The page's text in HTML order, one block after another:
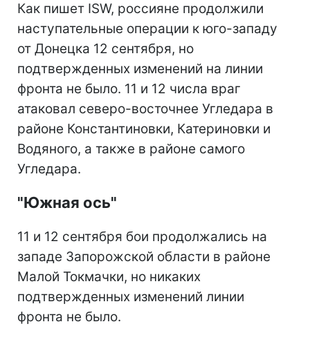
Как пишет ISW, россияне продолжили
наступательные операции к юго-западу
от Донецка 12 сентября, но
подтвержденных изменений на линии
фронта не было. 11 и 12 числа враг
атаковал северо-восточнее Угледара в
районе Константиновки, Катериновки и
Водяного, а также в районе самого
Угледара.
"Южная ось"
11 и 12 сентября бои продолжались на
западе Запорожской области в районе
Малой Токмачки, но никаких
подтвержденных изменений линии
фронта не было.